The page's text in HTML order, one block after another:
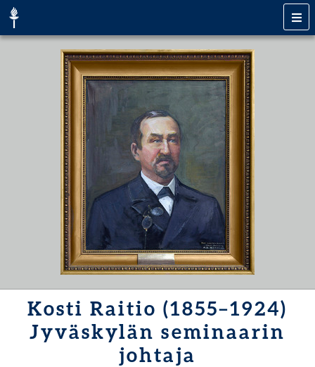
Kosti Raitio (1855–1924)
Jyväskylän seminaarin
johtaja